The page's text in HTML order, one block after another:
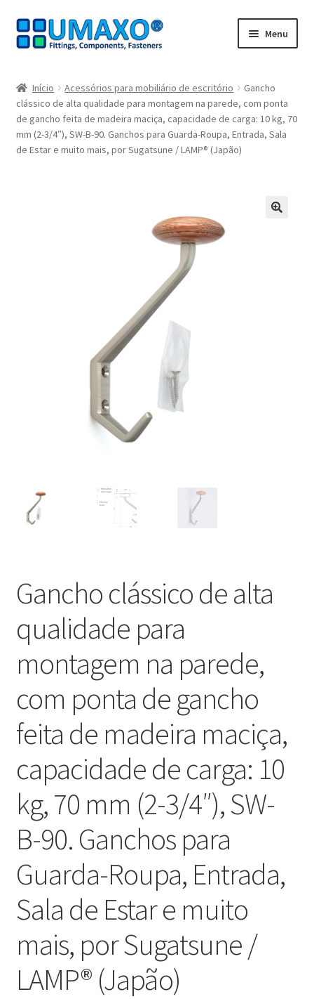
Ir
para
Saltar
para
Menu
A minha conta
Caixa registadora
Política de cancelamento
Proteção de dados
Início Acessórios para mobiliário de escritório
Gancho
clássico de alta qualidade para montagem na parede, com ponta
de gancho feita de madeira maciça, capacidade de carga: 10 kg, 70
mm (2-3/4″), SW-B-90. Ganchos para Guarda-Roupa, Entrada, Sala
de Estar e muito mais, por Sugatsune / LAMP® (Japão)
Gancho clássico de alta
qualidade para
montagem na parede,
com ponta de gancho
feita de madeira maciça,
capacidade de carga: 10
kg, 70 mm (2-3/4″), SW-
B-90. Ganchos para
Guarda-Roupa, Entrada,
Sala de Estar e muito
mais, por Sugatsune /
LAMP® (Japão)